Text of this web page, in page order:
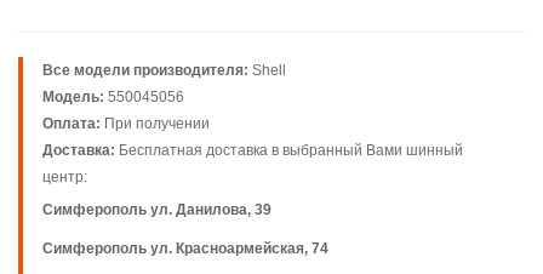
Все модели производителя: Shell
Модель: 550045056
Оплата: При получении
Доставка: Бесплатная доставка в выбранный Вами шинный
центр:
Симферополь ул. Данилова, 39
Симферополь ул. Красноармейская, 74